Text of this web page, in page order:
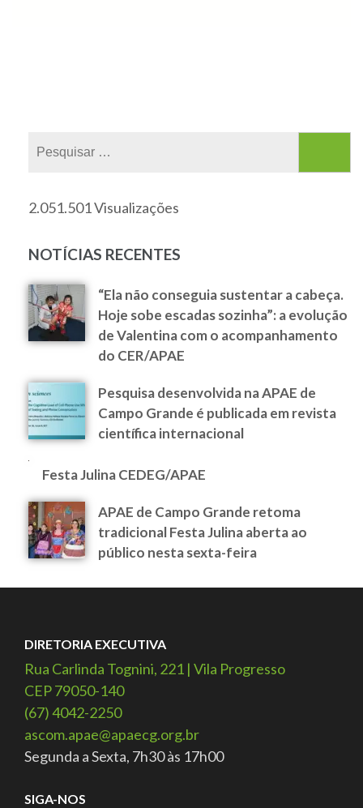
2.051.501 Visualizações
NOTÍCIAS RECENTES
“Ela não conseguia sustentar a cabeça.
Hoje sobe escadas sozinha”: a evolução
de Valentina com o acompanhamento
do CER/APAE
Pesquisa desenvolvida na APAE de
Campo Grande é publicada em revista
científica internacional
Festa Julina CEDEG/APAE
APAE de Campo Grande retoma
tradicional Festa Julina aberta ao
público nesta sexta-feira
DIRETORIA EXECUTIVA
Rua Carlinda Tognini, 221 | Vila Progresso
CEP 79050-140
(67) 4042-2250
ascom.apae@apaecg.org.br
Segunda a Sexta, 7h30 às 17h00
SIGA-NOS